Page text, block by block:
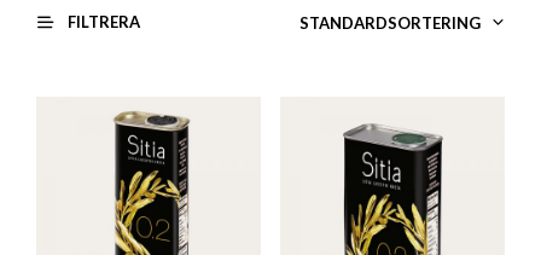
FILTRERA STANDARDSORTERING